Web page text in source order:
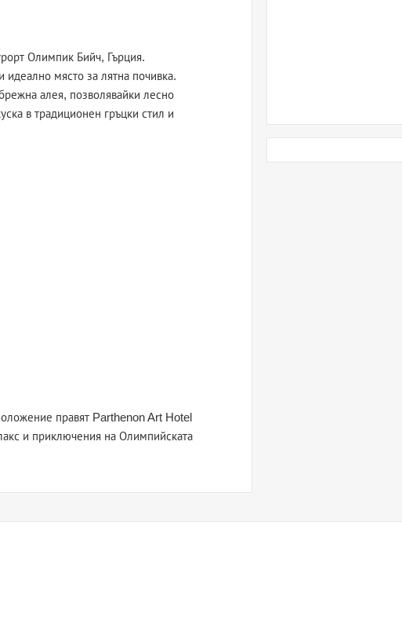
Олимпик Бийч, Гърция.
идеално място за лятна почивка.
алея, позволявайки лесно
в традиционен гръцки стил и
правят Parthenon Art Hotel
и приключения на Олимпийската